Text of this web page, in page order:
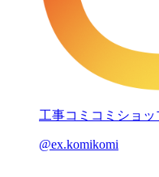
工事コミコミショッ
@ex.komikomi